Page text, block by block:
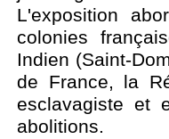
L'exposition
colonies
Indien (Saint-
de France, la
esclavagiste et
abolitions.